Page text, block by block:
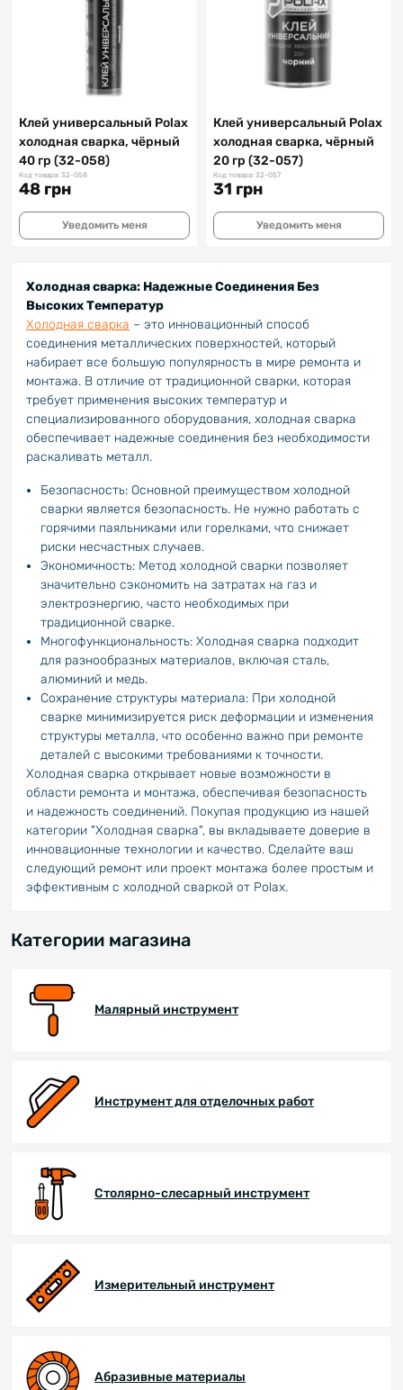
Клей универсальный Polax
холодная сварка, чёрный
40 гр (32-058)
Код товара: 32-058
48 грн
Уведомить меня
Клей универсальный Polax
холодная сварка, чёрный
20 гр (32-057)
Код товара: 32-057
31 грн
Уведомить меня
Холодная сварка: Надежные Соединения Без
Высоких Температур
Холодная сварка – это инновационный способ
соединения металлических поверхностей, который
набирает все большую популярность в мире ремонта и
монтажа. В отличие от традиционной сварки, которая
требует применения высоких температур и
специализированного оборудования, холодная сварка
обеспечивает надежные соединения без необходимости
раскаливать металл.
Безопасность: Основной преимуществом холодной
сварки является безопасность. Не нужно работать с
горячими паяльниками или горелками, что снижает
риски несчастных случаев.
Экономичность: Метод холодной сварки позволяет
значительно сэкономить на затратах на газ и
электроэнергию, часто необходимых при
традиционной сварке.
Многофункциональность: Холодная сварка подходит
для разнообразных материалов, включая сталь,
алюминий и медь.
Сохранение структуры материала: При холодной
сварке минимизируется риск деформации и изменения
структуры металла, что особенно важно при ремонте
деталей с высокими требованиями к точности.
Холодная сварка открывает новые возможности в
области ремонта и монтажа, обеспечивая безопасность
и надежность соединений. Покупая продукцию из нашей
категории "Холодная сварка", вы вкладываете доверие в
инновационные технологии и качество. Сделайте ваш
следующий ремонт или проект монтажа более простым и
эффективным с холодной сваркой от Polax.
Категории магазина
Малярный инструмент
Инструмент для отделочных работ
Столярно-слесарный инструмент
Измерительный инструмент
Абразивные материалы